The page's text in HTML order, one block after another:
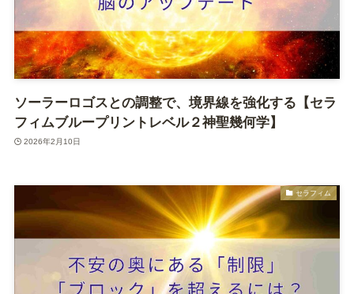
ソーラーロゴスとの調整で、境界線を強化する【セラ
フィムブループリントレベル２神聖幾何学】
2026年2月10日
セラフィム